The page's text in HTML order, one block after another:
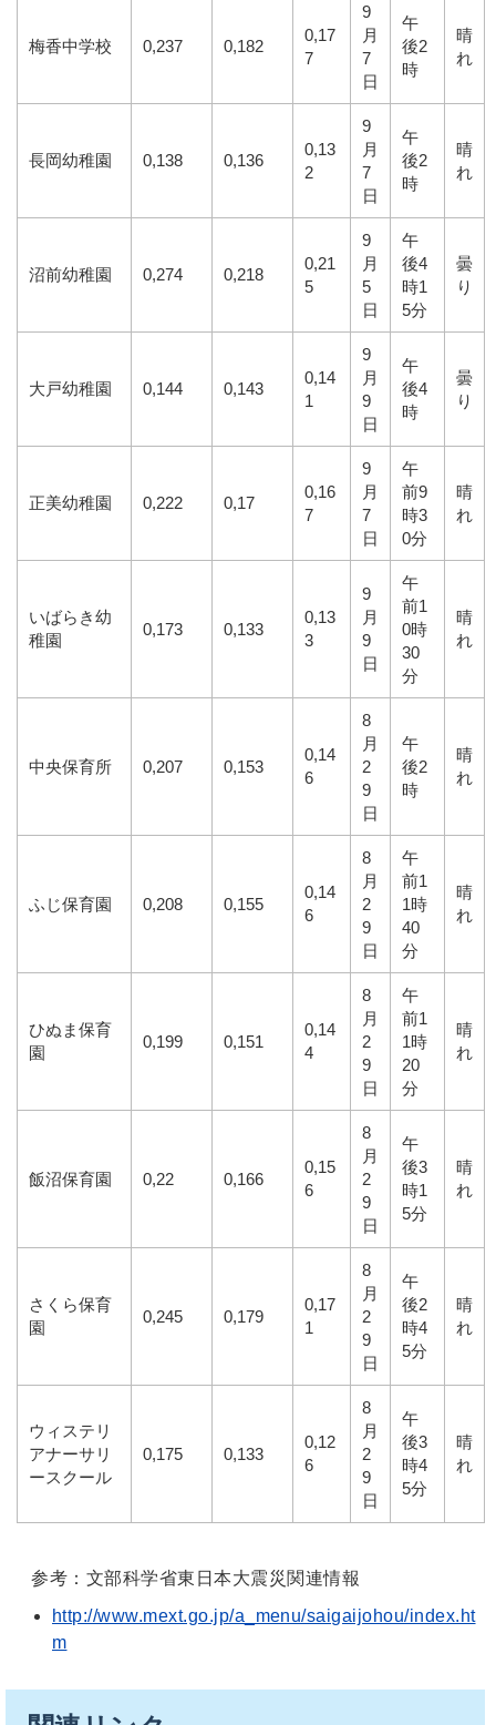
梅香中学校 0,237 0,182
0,17
7
9
月
7
日
午
後2
時
晴
れ
長岡幼稚園 0,138 0,136
0,13
2
9
月
7
日
午
後2
時
晴
れ
沼前幼稚園 0,274 0,218
0,21
5
9
月
5
日
午
後4
時1
5分
曇
り
大戸幼稚園 0,144 0,143
0,14
1
9
月
9
日
午
後4
時
曇
り
正美幼稚園 0,222 0,17
0,16
7
9
月
7
日
午
前9
時3
0分
晴
れ
いばらき幼
稚園
0,173 0,133
0,13
3
9
月
9
日
午
前1
0時
30
分
晴
れ
中央保育所 0,207 0,153
0,14
6
8
月
2
9
日
午
後2
時
晴
れ
ふじ保育園 0,208 0,155
0,14
6
8
月
2
9
日
午
前1
1時
40
分
晴
れ
ひぬま保育
園
0,199 0,151
0,14
4
8
月
2
9
日
午
前1
1時
20
分
晴
れ
飯沼保育園 0,22 0,166
0,15
6
8
月
2
9
日
午
後3
時1
5分
晴
れ
さくら保育
園
0,245 0,179
0,17
1
8
月
2
9
日
午
後2
時4
5分
晴
れ
ウィステリ
アナーサリ
ースクール
0,175 0,133
0,12
6
8
月
2
9
日
午
後3
時4
5分
晴
れ
参考：文部科学省東日本大震災関連情報
http://www.mext.go.jp/a_menu/saigaijohou/index.ht
m